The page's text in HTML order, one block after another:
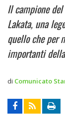
Il campione
Lakata, una
quello che per
importanti
di Comunicato